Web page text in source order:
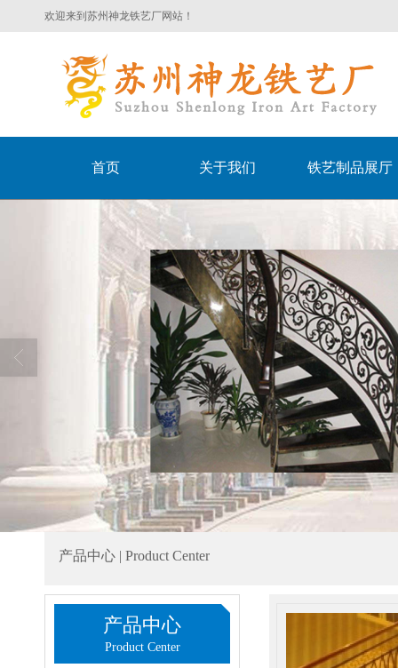
欢迎来到苏州神龙铁艺厂网站！
首页 关于我们 铁艺制品展厅
产品中心 | Product Center
产品中心
Product Center